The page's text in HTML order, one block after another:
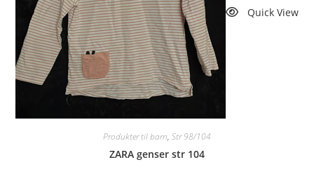
Quick View
Produkter til barn, Str 98/104
ZARA genser str 104